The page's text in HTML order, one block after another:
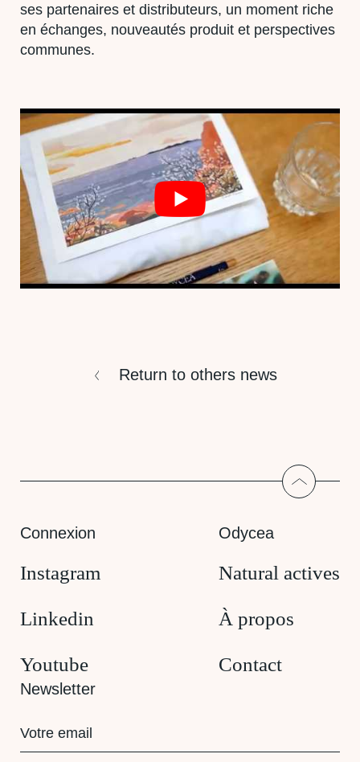
ses partenaires et distributeurs, un moment riche
en échanges, nouveautés produit et perspectives
communes.
Return to others news
Return
Connexion
Instagram
Linkedin
Youtube
Odycea
Natural actives
À propos
Contact
Newsletter
mail
(Nécessaire)